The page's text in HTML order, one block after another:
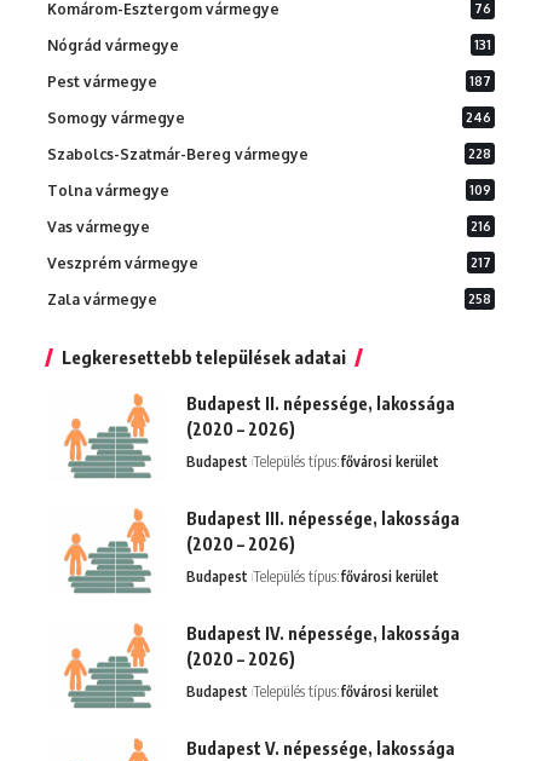
Komárom-Esztergom vármegye 76
Nógrád vármegye 131
Pest vármegye 187
Somogy vármegye 246
Szabolcs-Szatmár-Bereg vármegye 228
Tolna vármegye 109
Vas vármegye 216
Veszprém vármegye 217
Zala vármegye 258
Legkeresettebb települések adatai
Budapest II. népessége, lakossága
(2020 – 2026)
Budapest Település típus:fővárosi kerület
Budapest III. népessége, lakossága
(2020 – 2026)
Budapest Település típus:fővárosi kerület
Budapest IV. népessége, lakossága
(2020 – 2026)
Budapest Település típus:fővárosi kerület
Budapest V. népessége, lakossága